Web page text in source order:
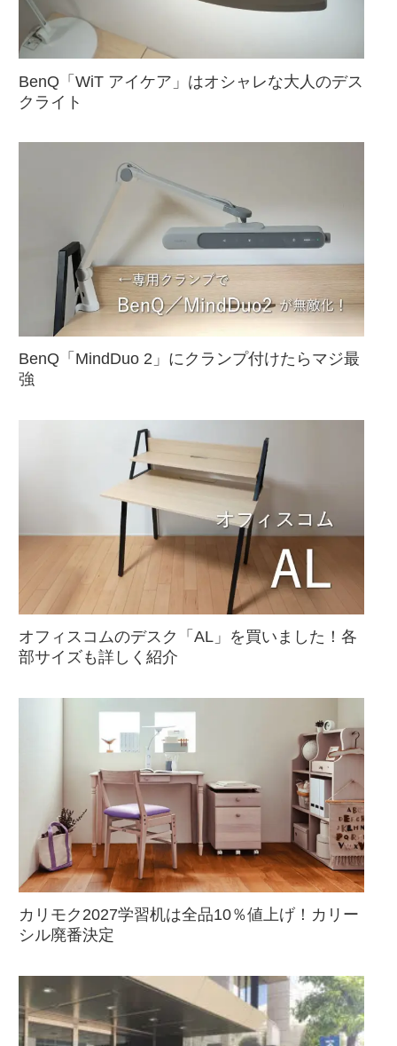
BenQ「WiT アイケア」はオシャレな大人のデス
クライト
BenQ「MindDuo 2」にクランプ付けたらマジ最
強
オフィスコムのデスク「AL」を買いました！各
部サイズも詳しく紹介
カリモク2027学習机は全品10％値上げ！カリー
シル廃番決定